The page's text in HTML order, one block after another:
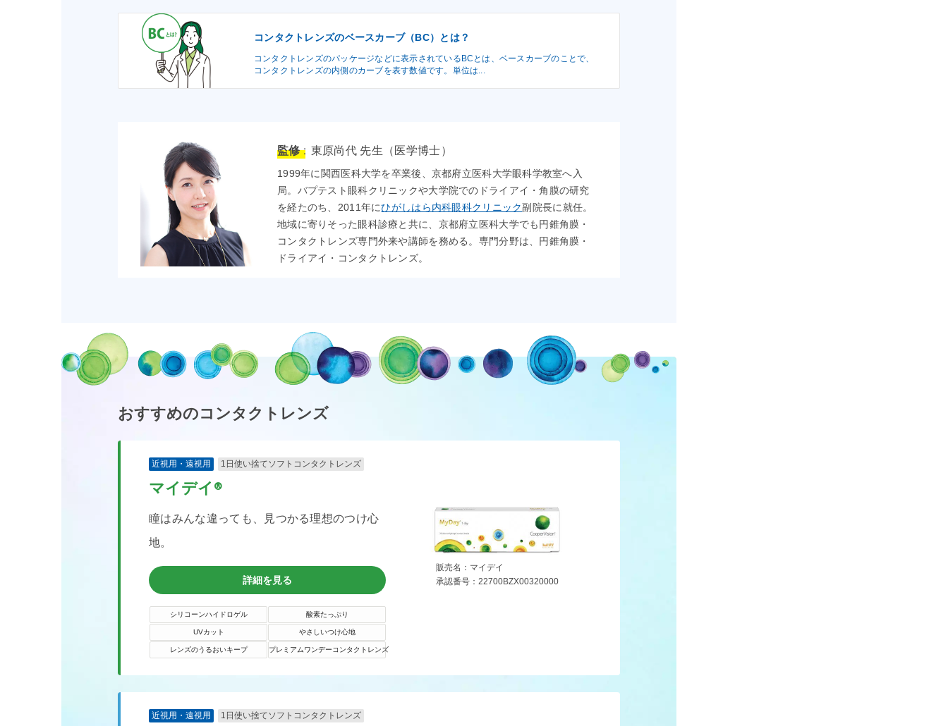
コンタクトレンズのベースカーブ（BC）とは？
コンタクトレンズのパッケージなどに表示されているBCとは、ベースカーブのことで、
コンタクトレンズの内側のカーブを表す数値です。単位は...
監修 : 東原尚代 先生（医学博士）
1999年に関西医科大学を卒業後、京都府立医科大学眼科学教室へ入
局。バプテスト眼科クリニックや大学院でのドライアイ・角膜の研究
を経たのち、2011年にひがしはら内科眼科クリニック副院長に就任。
地域に寄りそった眼科診療と共に、京都府立医科大学でも円錐角膜・
コンタクトレンズ専門外来や講師を務める。専門分野は、円錐角膜・
ドライアイ・コンタクトレンズ。
おすすめのコンタクトレンズ
近視用・遠視用 1日使い捨てソフトコンタクトレンズ
マイデイ®
販売名：マイデイ
承認番号：22700BZX00320000
瞳はみんな違っても、見つかる理想のつけ心
地。
詳細を見る
シリコーンハイドロゲル 酸素たっぷり
UVカット やさしいつけ心地
レンズのうるおいキープ プレミアムワンデーコンタクトレンズ
近視用・遠視用 1日使い捨てソフトコンタクトレンズ